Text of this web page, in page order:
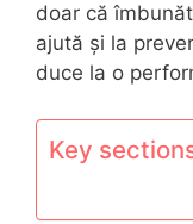
doar că
ajută și la
duce la o
Key